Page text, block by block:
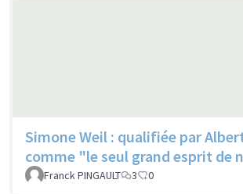
Simone Weil : qualifiée par
comme "le seul grand esprit de
Franck PINGAULT 3 0